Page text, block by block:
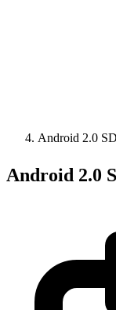
Android 2.0
Android 2.0